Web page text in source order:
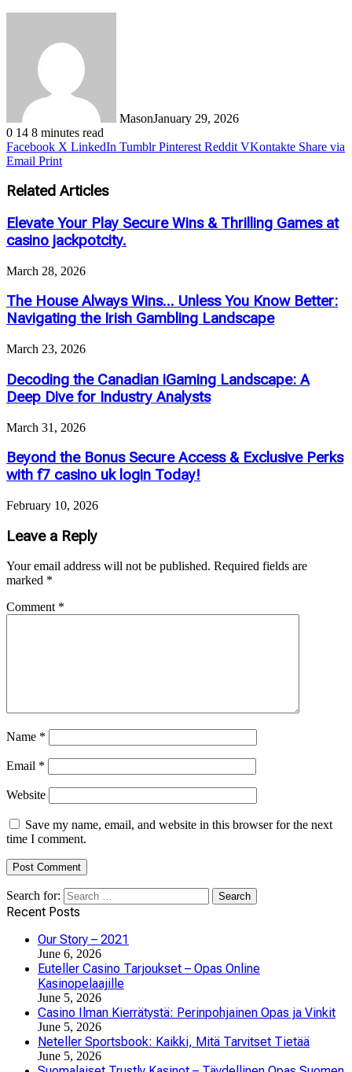
MasonJanuary 29, 2026
0 14 8 minutes read
Facebook X LinkedIn Tumblr Pinterest Reddit VKontakte Share via
Email Print
Related Articles
Elevate Your Play Secure Wins & Thrilling Games at
casino jackpotcity.
March 28, 2026
The House Always Wins… Unless You Know Better:
Navigating the Irish Gambling Landscape
March 23, 2026
Decoding the Canadian iGaming Landscape: A
Deep Dive for Industry Analysts
March 31, 2026
Beyond the Bonus Secure Access & Exclusive Perks
with f7 casino uk login Today!
February 10, 2026
Leave a Reply
Your email address will not be published. Required fields are
marked *
Comment *
Name *
Email *
Website
Save my name, email, and website in this browser for the next
time I comment.
Search for:
Recent Posts
Our Story – 2021
June 6, 2026
Euteller Casino Tarjoukset – Opas Online
Kasinopelaajille
June 5, 2026
Casino Ilman Kierrätystä: Perinpohjainen Opas ja Vinkit
June 5, 2026
Neteller Sportsbook: Kaikki, Mitä Tarvitset Tietää
June 5, 2026